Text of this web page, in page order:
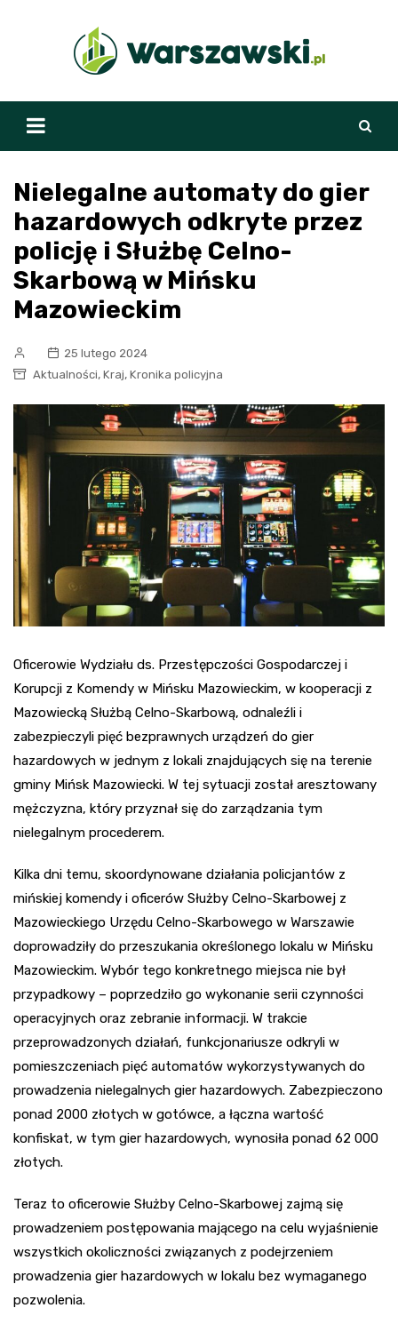
Nielegalne automaty do gier
hazardowych odkryte przez
policję i Służbę Celno-
Skarbową w Mińsku
Mazowieckim
25 lutego 2024
Aktualności, Kraj, Kronika policyjna
Oficerowie Wydziału ds. Przestępczości Gospodarczej i
Korupcji z Komendy w Mińsku Mazowieckim, w kooperacji z
Mazowiecką Służbą Celno-Skarbową, odnaleźli i
zabezpieczyli pięć bezprawnych urządzeń do gier
hazardowych w jednym z lokali znajdujących się na terenie
gminy Mińsk Mazowiecki. W tej sytuacji został aresztowany
mężczyzna, który przyznał się do zarządzania tym
nielegalnym procederem.
Kilka dni temu, skoordynowane działania policjantów z
mińskiej komendy i oficerów Służby Celno-Skarbowej z
Mazowieckiego Urzędu Celno-Skarbowego w Warszawie
doprowadziły do przeszukania określonego lokalu w Mińsku
Mazowieckim. Wybór tego konkretnego miejsca nie był
przypadkowy – poprzedziło go wykonanie serii czynności
operacyjnych oraz zebranie informacji. W trakcie
przeprowadzonych działań, funkcjonariusze odkryli w
pomieszczeniach pięć automatów wykorzystywanych do
prowadzenia nielegalnych gier hazardowych. Zabezpieczono
ponad 2000 złotych w gotówce, a łączna wartość
konfiskat, w tym gier hazardowych, wynosiła ponad 62 000
złotych.
Teraz to oficerowie Służby Celno-Skarbowej zajmą się
prowadzeniem postępowania mającego na celu wyjaśnienie
wszystkich okoliczności związanych z podejrzeniem
prowadzenia gier hazardowych w lokalu bez wymaganego
pozwolenia.